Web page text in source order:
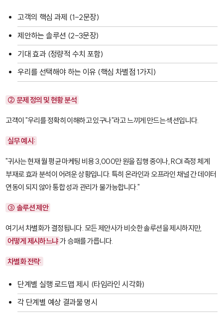
고객의 핵심 과제 (1-2문장)
제안하는 솔루션 (2-3문장)
기대 효과 (정량적 수치 포함)
우리를 선택해야 하는 이유 (핵심 차별점 1가지)
② 문제 정의 및 현황 분석
고객이 "우리를 정확히 이해하고 있구나"라고 느끼게 만드는 섹션입니다.
실무 예시:
"귀사는 현재 월 평균 마케팅 비용 3,000만 원을 집행 중이나, ROI 측정 체계
부재로 효과 분석이 어려운 상황입니다. 특히 온라인과 오프라인 채널 간 데이터
연동이 되지 않아 통합 성과 관리가 불가능합니다."
③ 솔루션 제안
여기서 차별화가 결정됩니다. 모든 제안사가 비슷한 솔루션을 제시하지만,
어떻게 제시하느냐가 승패를 가릅니다.
차별화 전략:
단계별 실행 로드맵 제시 (타임라인 시각화)
각 단계별 예상 결과물 명시